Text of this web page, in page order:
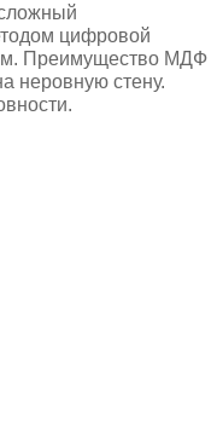
цифровой
Преимущество МДФ
неровную стену.